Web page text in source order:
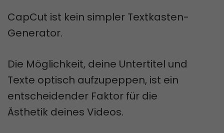
CapCut ist kein simpler Textkasten-
Generator.
Die Möglichkeit, deine Untertitel und
Texte optisch aufzupeppen, ist ein
entscheidender Faktor für die
Ästhetik deines Videos.